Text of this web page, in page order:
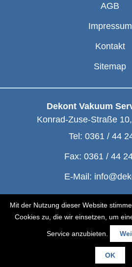
Mit der Nutzung dieser Website
Cookies zu, die wir einsetzen, um
Service anzubieten.
OK
AGB
Impressum
Kontakt
Sitemap
Dekont Vakuum
Konrad-Zuse-Straße 10,
Tel: 0361 / 44
Fax: 0361 / 44
E-Mail:
© Dekont 1991